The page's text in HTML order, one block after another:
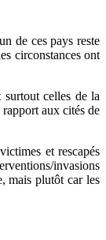
de ces pays reste
circonstances ont
celles de la
aux cités de
et rescapés
invasions
mais plutôt car les